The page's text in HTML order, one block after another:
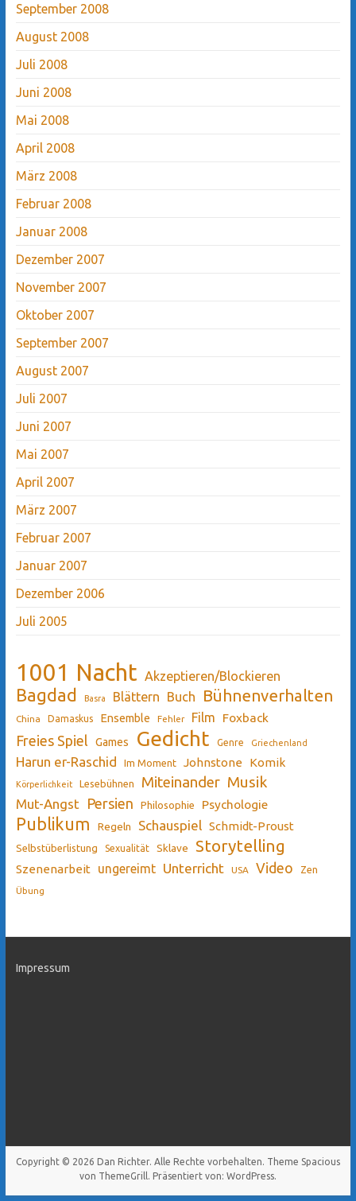
September 2008
August 2008
Juli 2008
Juni 2008
Mai 2008
April 2008
März 2008
Februar 2008
Januar 2008
Dezember 2007
November 2007
Oktober 2007
September 2007
August 2007
Juli 2007
Juni 2007
Mai 2007
April 2007
März 2007
Februar 2007
Januar 2007
Dezember 2006
Juli 2005
1001 Nacht Akzeptieren/Blockieren
Bagdad Basra Blättern Buch Bühnenverhalten
China Damaskus Ensemble Fehler Film Foxback
Freies Spiel Games Gedicht Genre Griechenland
Harun er-Raschid Im Moment Johnstone Komik
Körperlichkeit Lesebühnen Miteinander Musik
Mut-Angst Persien Philosophie Psychologie
Publikum Regeln Schauspiel Schmidt-Proust
Selbstüberlistung Sexualität Sklave Storytelling
Szenenarbeit ungereimt Unterricht USA Video Zen
Übung
Impressum
Copyright © 2026 Dan Richter. Alle Rechte vorbehalten. Theme Spacious
von ThemeGrill. Präsentiert von: WordPress.